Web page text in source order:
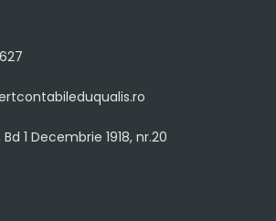
1 Decembrie 1918, nr.20